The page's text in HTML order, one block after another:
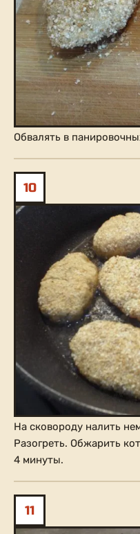
Обвалять в
10
На сковороду налить
Разогреть. Обжарить
4 минуты.
11